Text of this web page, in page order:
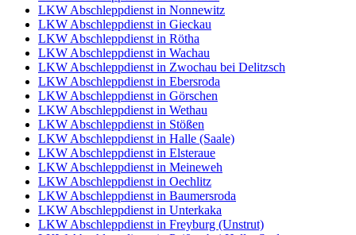
LKW Abschleppdienst in Nonnewitz
LKW Abschleppdienst in Gieckau
LKW Abschleppdienst in Rötha
LKW Abschleppdienst in Wachau
LKW Abschleppdienst in Zwochau bei Delitzsch
LKW Abschleppdienst in Ebersroda
LKW Abschleppdienst in Görschen
LKW Abschleppdienst in Wethau
LKW Abschleppdienst in Stößen
LKW Abschleppdienst in Halle (Saale)
LKW Abschleppdienst in Elsteraue
LKW Abschleppdienst in Meineweh
LKW Abschleppdienst in Oechlitz
LKW Abschleppdienst in Baumersroda
LKW Abschleppdienst in Unterkaka
LKW Abschleppdienst in Freyburg (Unstrut)